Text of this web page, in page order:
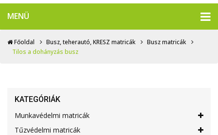
MENÜ
Főoldal Busz, teherautó, KRESZ matricák
Busz matricák
Tilos a dohányzás busz
KATEGÓRIÁK
Munkavédelmi matricák
Tűzvédelmi matricák